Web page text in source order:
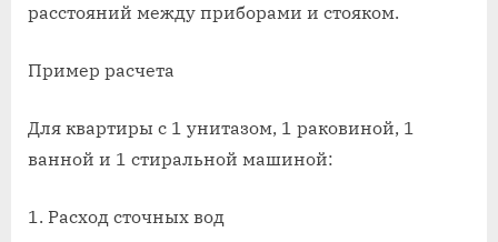
расстояний между приборами и стояком.
Пример расчета
Для квартиры с 1 унитазом, 1 раковиной, 1
ванной и 1 стиральной машиной:
1. Расход сточных вод